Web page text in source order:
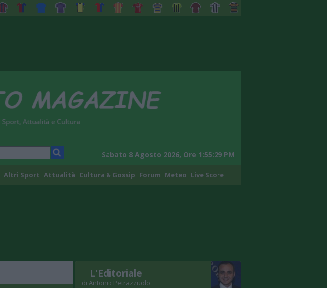
Sabato 8 Agosto 2026, Ore 1:55:30 PM
Altri Sport Attualità Cultura & Gossip Forum Meteo Live Score
L'Editoriale
di Antonio Petrazzuolo